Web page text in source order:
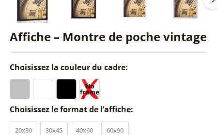
Affiche – Montre de poche vintage
Choisissez la couleur du cadre:
Choisissez le format de l’affiche:
20x30 30x45 40x60 60x90